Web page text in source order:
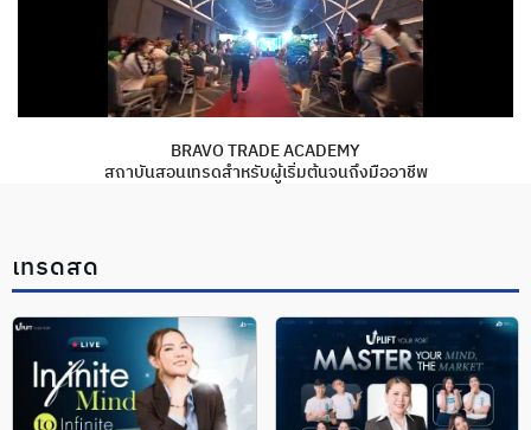
BRAVO TRADE ACADEMY
สถาบันสอนเทรดสำหรับผู้เริ่มต้นจนถึงมืออาชีพ
เทรดสด